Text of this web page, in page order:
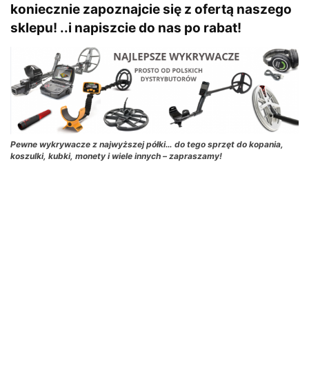
koniecznie zapoznajcie się z ofertą naszego
sklepu! ..i napiszcie do nas po rabat!
Pewne wykrywacze z najwyższej półki… do tego sprzęt do kopania,
koszulki, kubki, monety i wiele innych – zapraszamy!